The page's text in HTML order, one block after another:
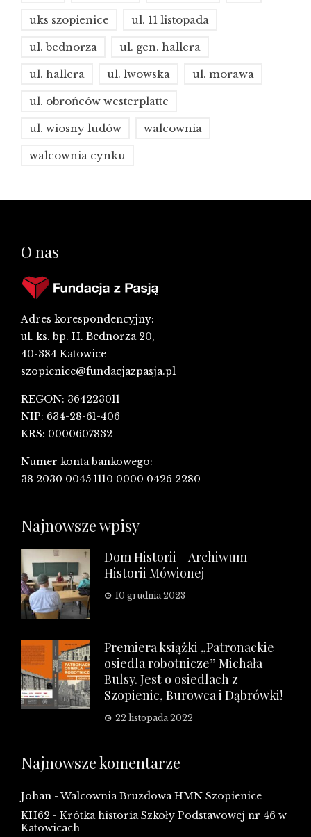
uks szopienice ul. 11 listopada
ul. bednorza ul. gen. hallera
ul. hallera ul. lwowska ul. morawa
ul. obrońców westerplatte
ul. wiosny ludów walcownia
walcownia cynku
O nas
Adres korespondencyjny:
ul. ks. bp. H. Bednorza 20,
40-384 Katowice
szopienice@fundacjazpasja.pl
REGON: 364223011
NIP: 634-28-61-406
KRS: 0000607832
Numer konta bankowego:
38 2030 0045 1110 0000 0426 2280
Najnowsze wpisy
Dom Historii – Archiwum
Historii Mówionej
10 grudnia 2023
Premiera książki „Patronackie
osiedla robotnicze” Michała
Bulsy. Jest o osiedlach z
Szopienic, Burowca i Dąbrówki!
22 listopada 2022
Najnowsze komentarze
Johan -Walcownia Bruzdowa HMN Szopienice
KH62 - Krótka historia Szkoły Podstawowej nr 46 w
Katowicach